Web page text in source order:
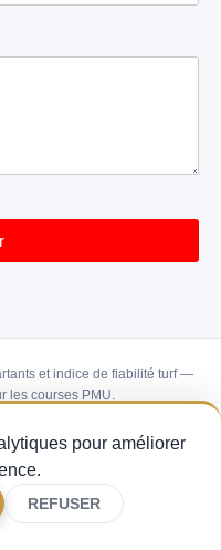
et indice de fiabilité turf —
les courses PMU.
Quinturf
pour améliorer
REFUSER